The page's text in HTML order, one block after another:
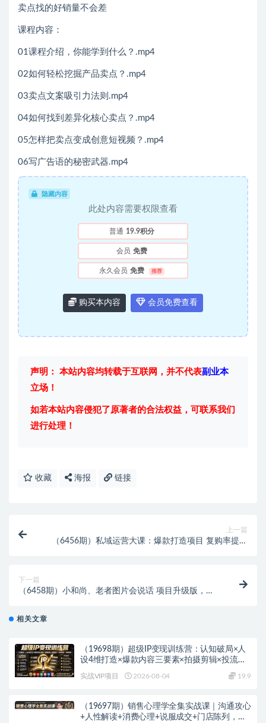
卖点找的好销量不会差
课程内容：
01课程介绍，你能学到什么？.mp4
02如何轻松挖掘产品卖点？.mp4
03卖点文案吸引力法则.mp4
04如何找到差异化核心卖点？.mp4
05怎样把卖点变成创意短视频？.mp4
06写广告语的秘密武器.mp4
隐藏内容
此处内容需要权限查看
普通 19.9积分
会员 免费
永久会员 免费 推荐
购买本内容 会员免费查看
声明： 本站内容均转载于互联网，并不代表副业本
立场！
如若本站内容侵犯了原著者的合法权益，可联系我们
进行处理！
收藏 海报 链接
上一篇
（6456期）私域运营大课：爆款打造项目 复购率提升
下一篇
（6458期）小和尚、老者图片会说话 项目升级版，简
相关文章
（19698期）超级IP变现训练营：认知破局×人
设4维打造×爆款内容三要素×拍摄剪辑×投流放
大×全域变现×矩阵复制
实战VIP项目 2026-08-04 19.9
（19697期）销售心理学全集实战课｜沟通攻心
+人性解读+消费心理+说服成交+门店陈列，拓